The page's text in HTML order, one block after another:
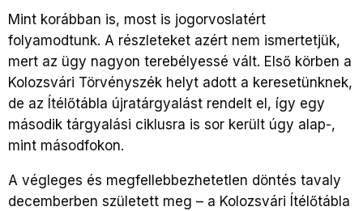
Mint korábban is, most is jogorvoslatért
folyamodtunk. A részleteket azért nem ismertetjük,
mert az ügy nagyon terebélyessé vált. Első körben a
Kolozsvári Törvényszék helyt adott a keresetünknek,
de az Ítélőtábla újratárgyalást rendelt el, így egy
második tárgyalási ciklusra is sor került úgy alap-,
mint másodfokon.
A végleges és megfellebbezhetetlen döntés tavaly
decemberben született meg – a Kolozsvári Ítélőtábla